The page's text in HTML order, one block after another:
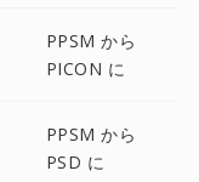
PPSM から
PICON に
PPSM から
PSD に